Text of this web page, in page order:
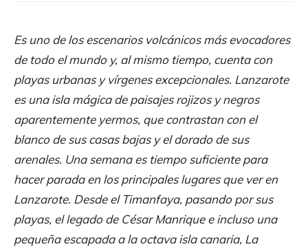
Es uno de los escenarios volcánicos más evocadores
de todo el mundo y, al mismo tiempo, cuenta con
playas urbanas y vírgenes excepcionales. Lanzarote
es una isla mágica de paisajes rojizos y negros
aparentemente yermos, que contrastan con el
blanco de sus casas bajas y el dorado de sus
arenales. Una semana es tiempo suficiente para
hacer parada en los principales lugares que ver en
Lanzarote. Desde el Timanfaya, pasando por sus
playas, el legado de César Manrique e incluso una
pequeña escapada a la octava isla canaria, La